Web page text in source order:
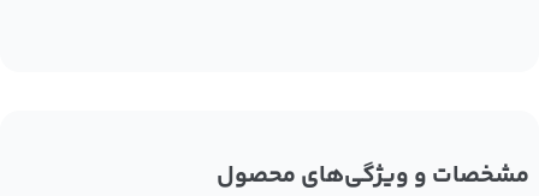
مشخصات و ویژگی‌های محصول